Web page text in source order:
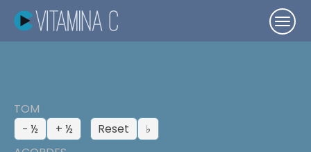
TOM
− ½ + ½ Reset ♭